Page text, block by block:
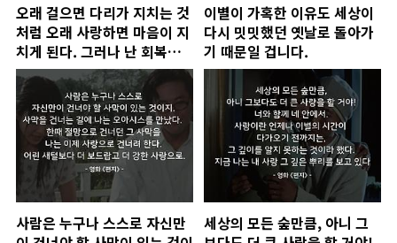
오래 걸으면 다리가 지치는 것
처럼 오래 사랑하면 마음이 지
치게 된다. 그러나 난 회복될
것을 믿는다. 사랑의 삼단계
변화는 LOVE-LOVE-LOVE
다.
이별이 가혹한 이유도 세상이
다시 밋밋했던 옛날로 돌아가
기 때문일 겁니다.
사람은 누구나 스스로 자신만
세상의 모든 숲만큼, 아니 그